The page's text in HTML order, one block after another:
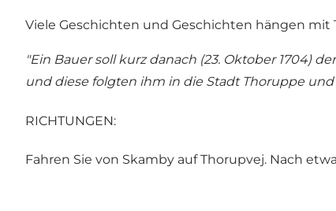
Viele Geschichten und Geschichten hängen mit
"Ein Bauer soll kurz danach (23. Oktober 1704)
und diese folgten ihm in die Stadt Thoruppe
RICHTUNGEN:
Fahren Sie von Skamby auf Thorupvej. Nach